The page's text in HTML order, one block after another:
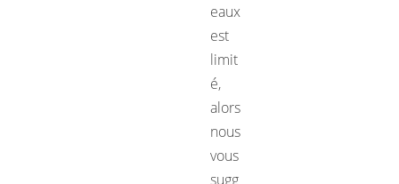
eaux
est
limit
é,
alors
nous
vous
sugg